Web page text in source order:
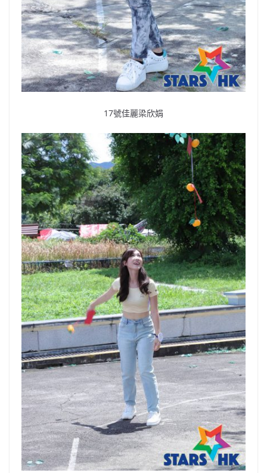
17號佳麗梁欣娟